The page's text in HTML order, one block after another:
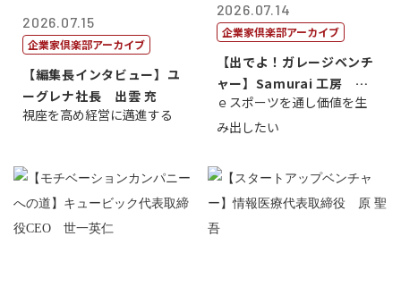
2026.07.15
企業家倶楽部アーカイブ
【編集長インタビュー】ユ
ーグレナ社長 出雲 充
視座を高め経営に邁進する
2026.07.14
企業家倶楽部アーカイブ
【出でよ！ガレージベンチ
ャー】Samurai 工房 代
表取締...
ｅスポーツを通し価値を生
み出したい